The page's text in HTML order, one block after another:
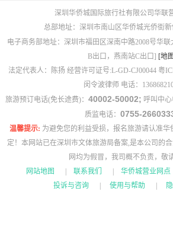
深圳华侨城国际旅行社有限公司华联
总部地址：深圳市南山区华侨城光侨街
电子商务部地址：深圳市福田区深南中路2008号华联
B出口，燕南站C出口] [地
法定代表人：陈扬 经营许可证号:L-GD-CJ00044 粤
闵令波律师 电话：
旅游预订电话(免长途费)： 40002-50002; 呼叫中心
质监电话：0755-
温馨提示: 为避免您的利益受损，报名旅游请认准
定！本网站已在深圳市文体旅游局备案,是本公司的
网均为假冒，我司概不负责，敬
网站地图
|联系我们 |华侨城营业网点
投诉与咨询
|使用与帮助